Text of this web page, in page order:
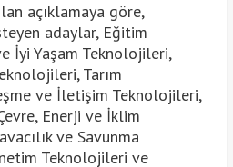
açıklamaya göre,
adaylar, Eğitim
İyi Yaşam Teknolojileri,
Tarım
ve İletişim Teknolojileri,
Enerji ve İklim
ve Savunma
Teknolojileri ve